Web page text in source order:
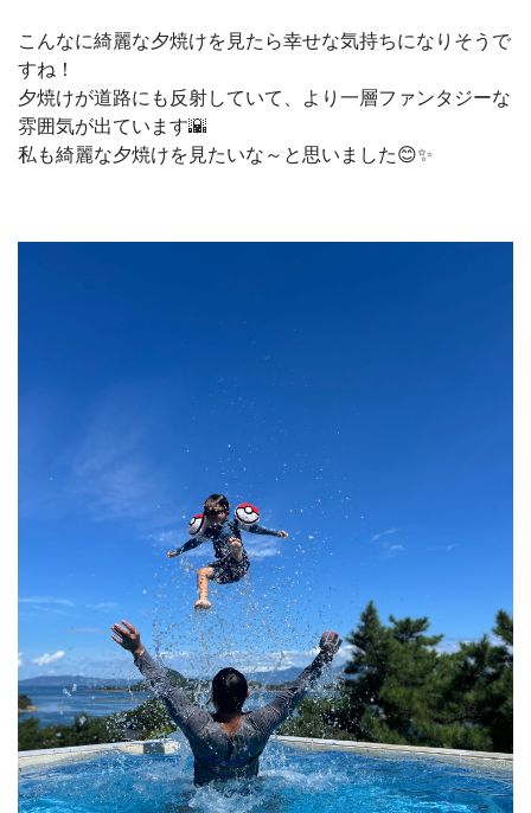
こんなに綺麗な夕焼けを見たら幸せな気持ちになりそうで
すね！
夕焼けが道路にも反射していて、より一層ファンタジーな
雰囲気が出ています🌇
私も綺麗な夕焼けを見たいな～と思いました😊✨